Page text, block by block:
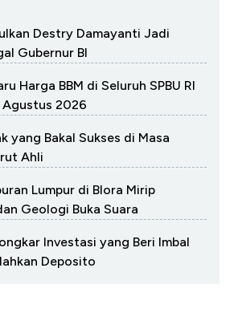
Destry Damayanti Jadi
Gubernur BI
Harga BBM di Seluruh SPBU RI
Agustus 2026
yang Bakal Sukses di Masa
Ahli
Lumpur di Blora Mirip
Geologi Buka Suara
Investasi yang Beri Imbal
Deposito